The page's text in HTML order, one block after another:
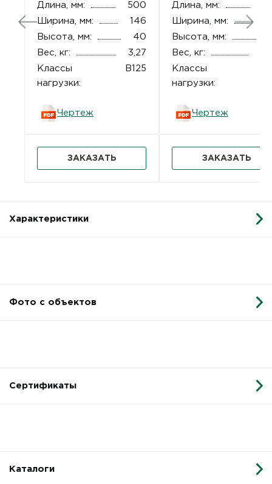
Длина, мм:
500
Ширина, мм:
146
Высота, мм:
40
Вес, кг:
3,27
Классы
нагрузки:
B125
Чертеж
ЗАКАЗАТЬ
Длина, мм:
Ширина, мм:
Высота, мм:
Вес, кг:
Классы
нагрузки:
Чертеж
ЗАКАЗАТЬ
Характеристики
Фото с объектов
Сертификаты
Каталоги